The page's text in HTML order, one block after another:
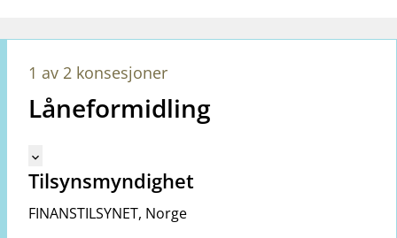
1 av 2 konsesjoner
Låneformidling
Mangler tekst for vreg.ShowMoreInformation (no)
keyboard_arrow_down
Tilsynsmyndighet
FINANSTILSYNET, Norge